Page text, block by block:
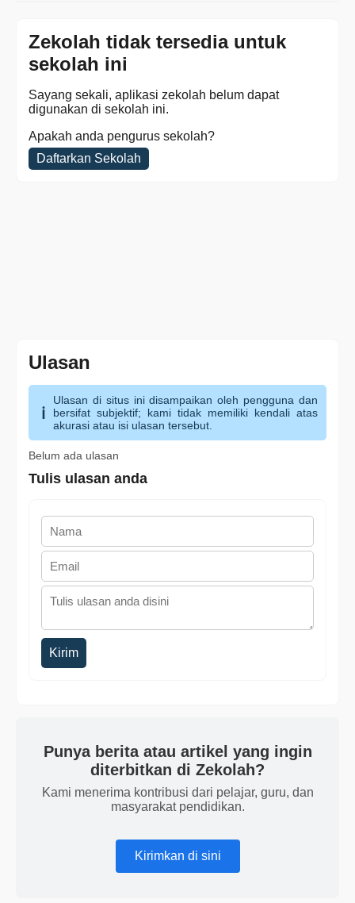
Zekolah tidak tersedia untuk
sekolah ini
Sayang sekali, aplikasi zekolah belum dapat
digunakan di sekolah ini.
Apakah anda pengurus sekolah?
Daftarkan Sekolah
Ulasan
Ulasan di situs ini disampaikan oleh pengguna dan
bersifat subjektif; kami tidak memiliki kendali atas
akurasi atau isi ulasan tersebut.
Belum ada ulasan
Tulis ulasan anda
Kirim
Punya berita atau artikel yang ingin
diterbitkan di Zekolah?
Kami menerima kontribusi dari pelajar, guru, dan
masyarakat pendidikan.
Kirimkan di sini